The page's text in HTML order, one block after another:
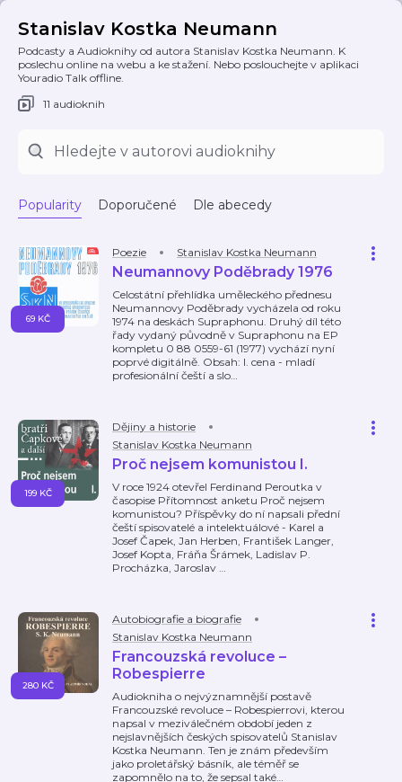
Stanislav Kostka Neumann
Podcasty a Audioknihy od autora Stanislav Kostka Neumann. K
poslechu online na webu a ke stažení. Nebo poslouchejte v aplikaci
Youradio Talk offline.
11 audioknih
Popularity Doporučené Dle abecedy
Poezie Stanislav Kostka Neumann
Neumannovy Poděbrady 1976
Celostátní přehlídka uměleckého přednesu
Neumannovy Poděbrady vycházela od roku
1974 na deskách Supraphonu. Druhý díl této
řady vydaný původně v Supraphonu na EP
kompletu 0 88 0559-61 (1977) vychází nyní
poprvé digitálně. Obsah: I. cena - mladí
profesionální čeští a slo…
69 KČ
Dějiny a historie
Stanislav Kostka Neumann
Proč nejsem komunistou I.
V roce 1924 otevřel Ferdinand Peroutka v
časopise Přítomnost anketu Proč nejsem
komunistou? Příspěvky do ní napsali přední
čeští spisovatelé a intelektuálové - Karel a
Josef Čapek, Jan Herben, František Langer,
Josef Kopta, Fráňa Šrámek, Ladislav P.
Procházka, Jaroslav …
199 KČ
Autobiografie a biografie
Stanislav Kostka Neumann
Francouzská revoluce –
Robespierre
Audiokniha o nejvýznamnější postavě
Francouzské revoluce – Robespierrovi, kterou
napsal v meziválečném období jeden z
nejslavnějších českých spisovatelů Stanislav
Kostka Neumann. Ten je znám především
jako proletářský básník, ale téměř se
zapomnělo na to, že sepsal také…
280 KČ